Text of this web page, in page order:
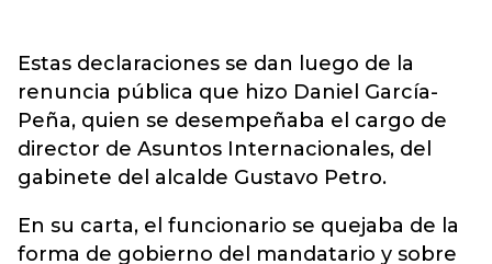
Estas declaraciones se dan luego de la
renuncia pública que hizo Daniel García-
Peña, quien se desempeñaba el cargo de
director de Asuntos Internacionales, del
gabinete del alcalde Gustavo Petro.
En su carta, el funcionario se quejaba de la
forma de gobierno del mandatario y sobre